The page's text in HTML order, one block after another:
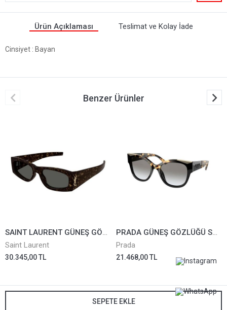
SEPETE EKLE
Ürün Açıklaması Teslimat ve Kolay İade
Cinsiyet : Bayan
Benzer Ürünler
SAINT LAURENT GÜNEŞ GÖZLÜĞÜ SLM140-003
Saint Laurent
30.345,00 TL
PRADA GÜNEŞ GÖZLÜĞÜ SPR02W-01M0A7
Prada
21.468,00 TL